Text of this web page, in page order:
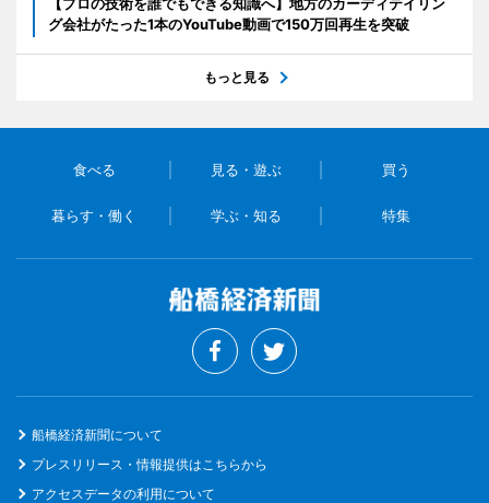
グ会社がたった1本のYouTube動画で150万回再生を突破
もっと見る
食べる 見る・遊ぶ 買う
暮らす・働く 学ぶ・知る 特集
船橋経済新聞について
プレスリリース・情報提供はこちらから
アクセスデータの利用について